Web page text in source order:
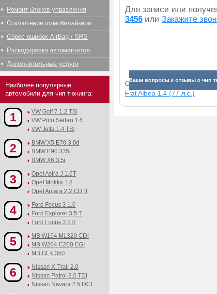
Для записи или
3456 или Закажите
Ваши вопросы и отзывы о чип
Смотрите прибавки для
Fiat Albea 1.4 (77 л.с.)
Ремонт блоков управления
Отключение иммобилайзера
Сброс ошибок AirBag / SRS
Раскодировка автомагнитол
Дополнительные услуги
Наиболее популярные
автомобили для чип тюнинга:
1
VW Golf 7 1.2 TSI
VW Polo Sedan 1.6
VW Jetta 1.4 TSI
2
BMW X5 E70 3.0d
BMW E90 335i
BMW X6 3.5i
3
Opel Astra J 1.6T
Opel Mokka 1.8
Opel Antara 2.2 CDTI
4
Ford Focus 3 1.6
Ford Explorer 3.5 T
Ford Focus 3 2.0
5
MB W164 ML320 CDI
MB W204 C200 CGI
MB GLK 350
6
Nissan X-Trail 2.0
Nissan Patrol 3.0 TDI
Nissan Navara 2.5 DCI